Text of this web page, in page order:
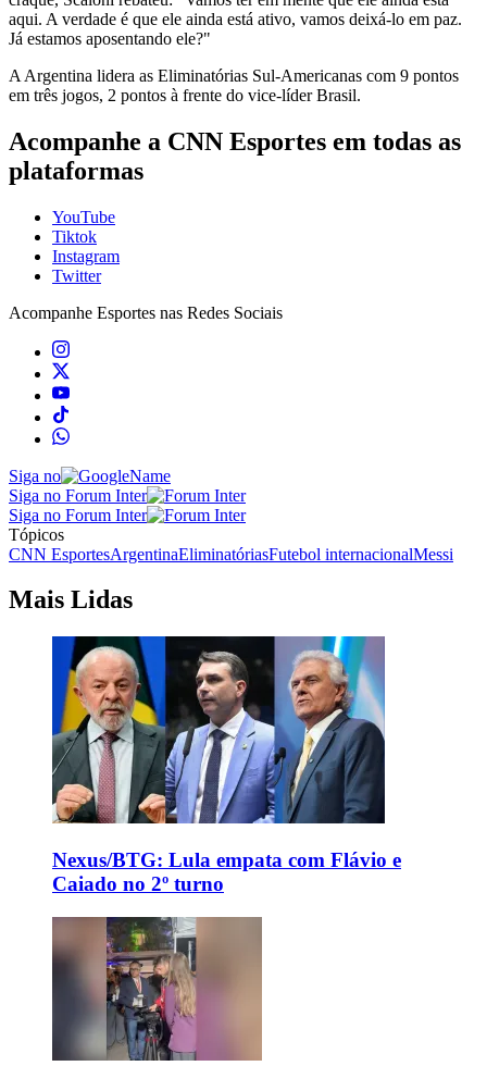
aqui. A verdade é que ele ainda está ativo, vamos deixá-lo em paz.
Já estamos aposentando ele?"
A Argentina lidera as Eliminatórias Sul-Americanas com 9 pontos
em três jogos, 2 pontos à frente do vice-líder Brasil.
Acompanhe a CNN Esportes em todas as
plataformas
YouTube
Tiktok
Instagram
Twitter
Acompanhe Esportes nas Redes Sociais
Siga no
Siga no Forum Inter
Siga no Forum Inter
Tópicos
CNN EsportesArgentinaEliminatóriasFutebol internacionalMessi
Mais Lidas
Nexus/BTG: Lula empata com Flávio e
Caiado no 2º turno